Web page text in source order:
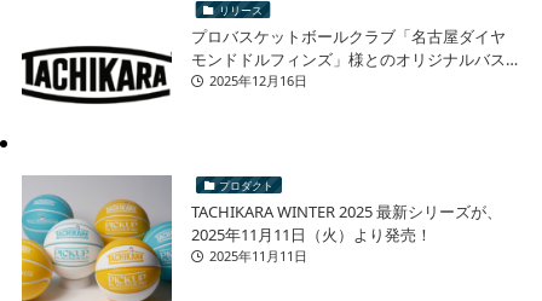
リリース
プロバスケットボールクラブ「名古屋ダイヤ
モンドドルフィンズ」様とのオリジナルバス
ケットボール 再販売に関するお知らせ
2025年12月16日
プロダクト
TACHIKARA WINTER 2025 最新シリーズが、
2025年11月11日（火）より発売！
2025年11月11日